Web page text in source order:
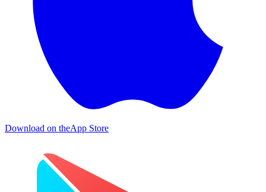
Download on theApp Store